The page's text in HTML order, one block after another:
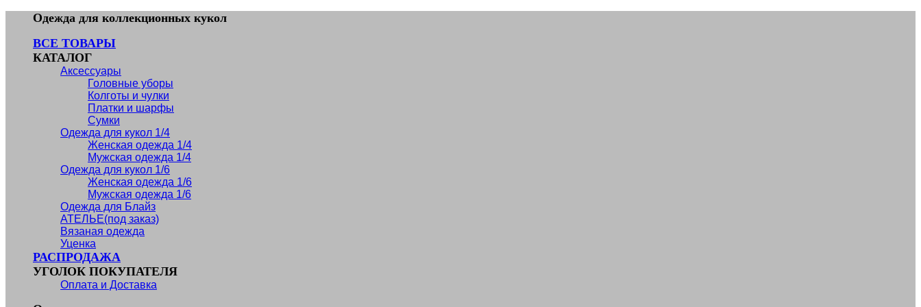
content
Одежда для коллекционных кукол
ВСЕ ТОВАРЫ
КАТАЛОГ
Аксессуары
Головные уборы
Колготы и чулки
Платки и шарфы
Сумки
Одежда для кукол 1/4
Женская одежда 1/4
Мужская одежда 1/4
Одежда для кукол 1/6
Женская одежда 1/6
Мужская одежда 1/6
Одежда для Блайз
АТЕЛЬЕ(под заказ)
Вязаная одежда
Уценка
РАСПРОДАЖА
УГОЛОК ПОКУПАТЕЛЯ
Оплата и Доставка